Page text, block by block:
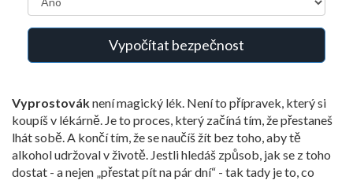
Vypočítat bezpečnost
Vyprostováknení magický lék. Není to přípravek, který si
koupíš v lékárně. Je to proces, který začíná tím, že přestaneš
lhát sobě. A končí tím, že se naučíš žít bez toho, aby tě
alkohol udržoval v životě. Jestli hledáš způsob, jak se z toho
dostat - a nejen „přestat pít na pár dní“ - tak tady je to, co